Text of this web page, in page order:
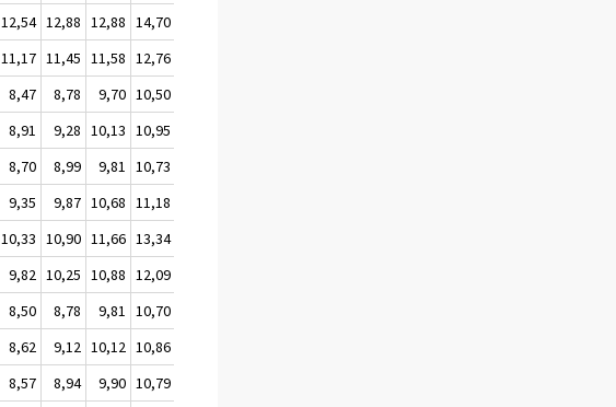
12,54 12,88 12,88 14,70
11,17 11,45 11,58 12,76
8,47 8,78 9,70 10,50
8,91 9,28 10,13 10,95
8,70 8,99 9,81 10,73
9,35 9,87 10,68 11,18
10,33 10,90 11,66 13,34
9,82 10,25 10,88 12,09
8,50 8,78 9,81 10,70
8,62 9,12 10,12 10,86
8,57 8,94 9,90 10,79